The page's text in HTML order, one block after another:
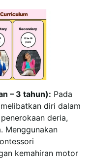
– 3 tahun): Pada
diri dalam
deria,
Menggunakan
kemahiran motor